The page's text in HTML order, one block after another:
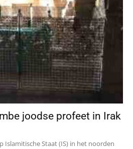
joodse profeet in Irak
Islamitische Staat (IS) in het noorden